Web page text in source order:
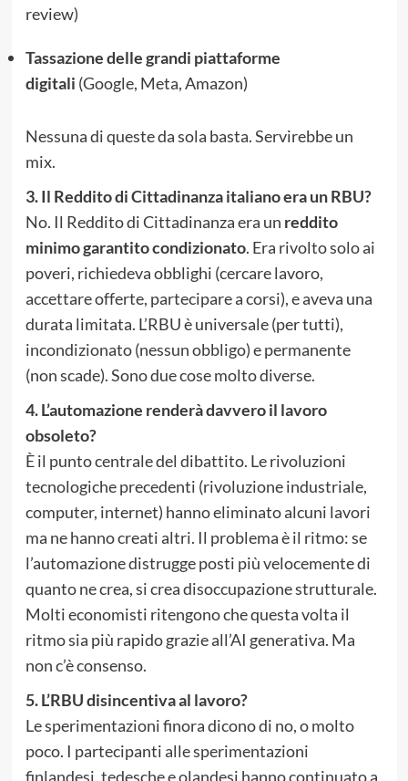
review)
Tassazione delle grandi piattaforme
digitali (Google, Meta, Amazon)
Nessuna di queste da sola basta. Servirebbe un
mix.
3. Il Reddito di Cittadinanza italiano era un RBU?
No. Il Reddito di Cittadinanza era un reddito
minimo garantito condizionato. Era rivolto solo ai
poveri, richiedeva obblighi (cercare lavoro,
accettare offerte, partecipare a corsi), e aveva una
durata limitata. L’RBU è universale (per tutti),
incondizionato (nessun obbligo) e permanente
(non scade). Sono due cose molto diverse.
4. L’automazione renderà davvero il lavoro
obsoleto?
È il punto centrale del dibattito. Le rivoluzioni
tecnologiche precedenti (rivoluzione industriale,
computer, internet) hanno eliminato alcuni lavori
ma ne hanno creati altri. Il problema è il ritmo: se
l’automazione distrugge posti più velocemente di
quanto ne crea, si crea disoccupazione strutturale.
Molti economisti ritengono che questa volta il
ritmo sia più rapido grazie all’AI generativa. Ma
non c’è consenso.
5. L’RBU disincentiva al lavoro?
Le sperimentazioni finora dicono di no, o molto
poco. I partecipanti alle sperimentazioni
finlandesi, tedesche e olandesi hanno continuato a